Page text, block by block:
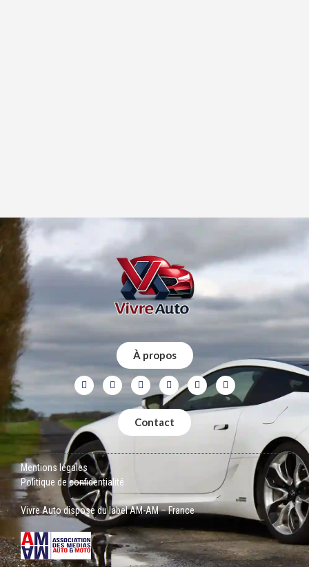
À propos
Contact
Mentions légales
Politique de confidentialité
Vivre Auto dispose du label AM-AM – France